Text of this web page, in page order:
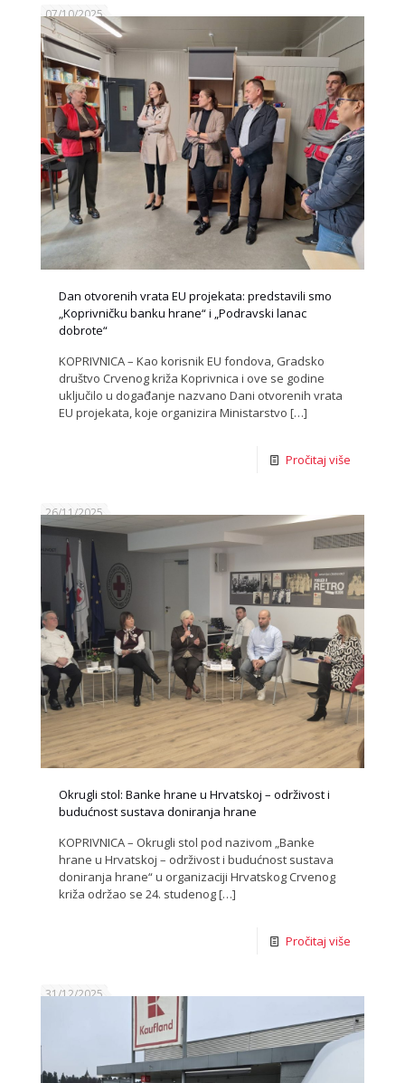
07/10/2025
Dan otvorenih vrata EU projekata: predstavili smo
„Koprivničku banku hrane“ i „Podravski lanac
dobrote“
KOPRIVNICA – Kao korisnik EU fondova, Gradsko
društvo Crvenog križa Koprivnica i ove se godine
uključilo u događanje nazvano Dani otvorenih vrata
EU projekata, koje organizira Ministarstvo […]
Pročitaj više
26/11/2025
Okrugli stol: Banke hrane u Hrvatskoj – održivost i
budućnost sustava doniranja hrane
KOPRIVNICA – Okrugli stol pod nazivom „Banke
hrane u Hrvatskoj – održivost i budućnost sustava
doniranja hrane“ u organizaciji Hrvatskog Crvenog
križa održao se 24. studenog[…]
Pročitaj više
31/12/2025